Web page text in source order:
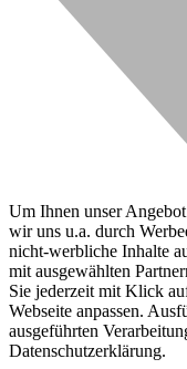
Um Ihnen unser
wir uns u.a. durch
nicht-werbliche Inhalte
mit ausgewählten
Sie jederzeit mit Klick
Webseite anpassen.
ausgeführten
Datenschutzerklärung.